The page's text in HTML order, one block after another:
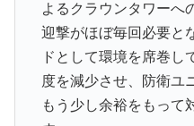
よるクラウンタワーへ
迎撃がほぼ毎回必要と
ドとして環境を席巻し
度を減少させ、防衛ユ
もう少し余裕をもって